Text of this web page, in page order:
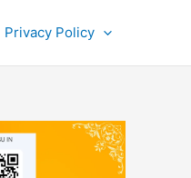
Privacy Policy